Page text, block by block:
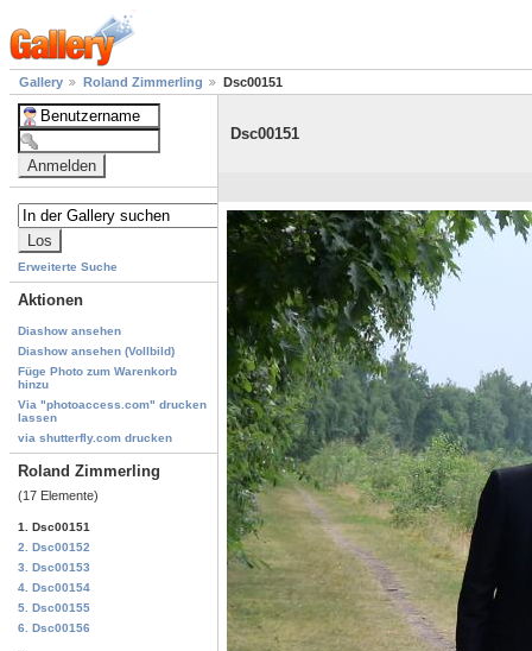
Gallery Roland Zimmerling Dsc00151
Erweiterte Suche
Aktionen
Diashow ansehen
Diashow ansehen (Vollbild)
Füge Photo zum Warenkorb
hinzu
Via "photoaccess.com" drucken
lassen
via shutterfly.com drucken
Roland Zimmerling
(17 Elemente)
1. Dsc00151
2. Dsc00152
3. Dsc00153
4. Dsc00154
5. Dsc00155
6. Dsc00156
Dsc00151